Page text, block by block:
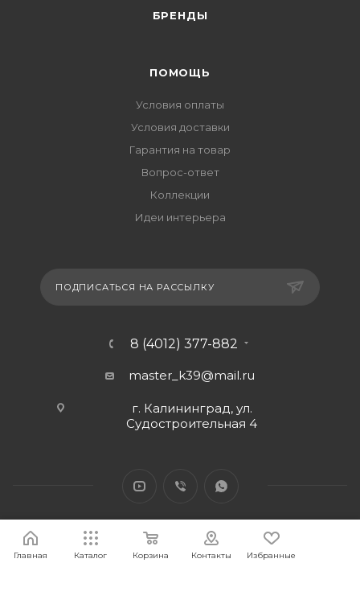
БРЕНДЫ
ПОМОЩЬ
Условия оплаты
Условия доставки
Гарантия на товар
Вопрос-ответ
Коллекции
Идеи интерьера
ПОДПИСАТЬСЯ НА РАССЫЛКУ
8 (4012) 377-882
master_k39@mail.ru
г. Калининград, ул.
Судостроительная 4
Главная Каталог Корзина Контакты Избранные